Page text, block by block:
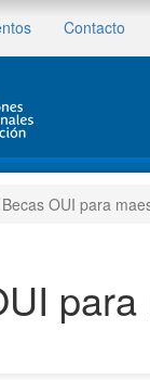
Contacto
Becas OUI para